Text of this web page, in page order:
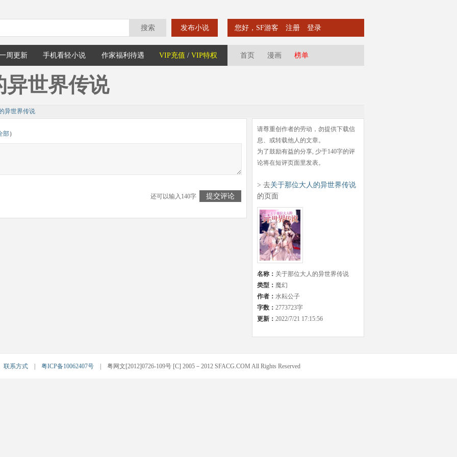
搜索 发布小说 您好，SF游客 注册 登录
周更新 手机看轻小说 作家福利待遇 VIP充值 / VIP特权 首页 漫画 榜单
异世界传说
异世界传说
部）
提交评论
还可以输入140字
请尊重创作者的劳动，勿提供下载信
息、或转载他人的文章。
为了鼓励有益的分享, 少于140字的评
论将在短评页面里发表。
> 去关于那位大人的异世界传说
的页面
名称： 关于那位大人的异世界传说
类型： 魔幻
作者： 水耘公子
字数： 2773723字
更新： 2022/7/21 17:15:56
联系方式 粤ICP备10062407号 | 粤网文[2012]0726-109号 [C] 2005－2012 SFACG.COM All Rights Reserved